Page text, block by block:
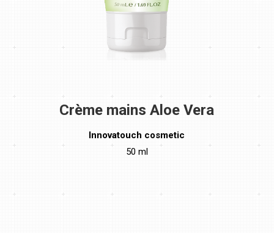
Crème mains Aloe Vera
Innovatouch cosmetic
50 ml